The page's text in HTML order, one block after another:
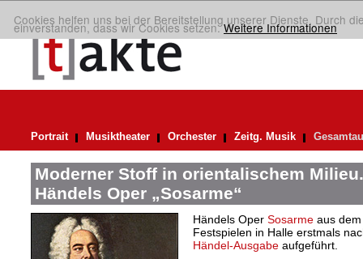
Cookies helfen uns bei der Bereitstellung unserer Dienste. Durch
einverstanden, dass wir Cookies setzen.Weitere Informationen
Portrait Musiktheater Orchester Zeitg. Musik
Moderner Stoff in orientalischem
Händels Oper „Sosarme“
Händels Oper Sosarmeaus dem
Festspielen in Halle erstmals
Händel-Ausgabeaufgeführt.